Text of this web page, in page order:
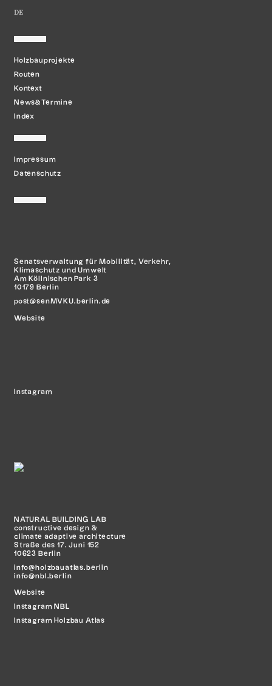
DE
Holzbauprojekte
Routen
Kontext
News&Termine
Index
Impressum
Datenschutz
Senatsverwaltung für Mobilität, Verkehr,
Klimaschutz und Umwelt
Am Köllnischen Park 3
10179 Berlin
post@senMVKU.berlin.de
Website
Instagram
NATURAL BUILDING LAB
constructive design &
climate adaptive architecture
Straße des 17. Juni 152
10623 Berlin
info@holzbauatlas.berlin
info@nbl.berlin
Website
Instagram NBL
Instagram Holzbau Atlas